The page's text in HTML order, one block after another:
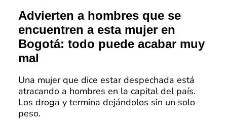
Advierten a hombres que se
encuentren a esta mujer en
Bogotá: todo puede acabar muy
mal
Una mujer que dice estar despechada está
atracando a hombres en la capital del país.
Los droga y termina dejándolos sin un solo
peso.